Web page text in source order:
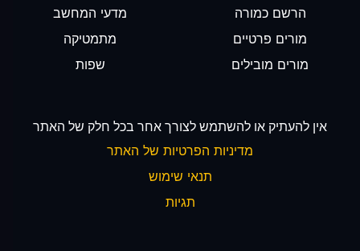
הרשם כמורה
מורים פרטיים
מורים מובילים
מדעי המחשב
מתמטיקה
שפות
אין להעתיק או להשתמש לצורך אחר בכל חלק של האתר
מדיניות הפרטיות של האתר
תנאי שימוש
תגיות